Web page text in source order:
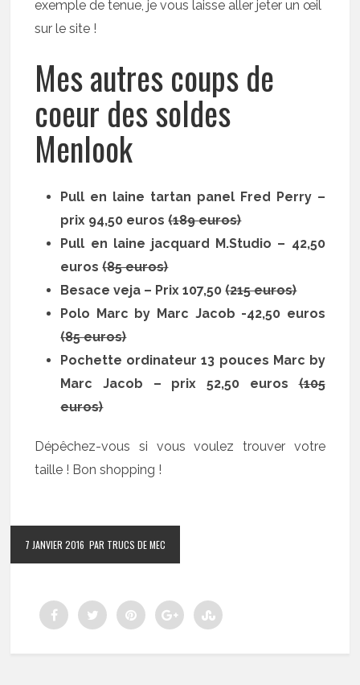
exemple de tenue, je vous laisse aller jeter un œil
sur le site !
Mes autres coups de
coeur des soldes
Menlook
Pull en laine tartan panel Fred Perry –
prix 94,50 euros(189 euros)
Pull en laine jacquard M.Studio – 42,50
euros(85 euros)
Besace veja – Prix 107,50(215 euros)
Polo Marc by Marc Jacob -42,50 euros
(85 euros)
Pochette ordinateur 13 pouces Marc by
Marc Jacob – prix 52,50 euros(105
euros)
Dépêchez-vous si vous voulez trouver votre
taille ! Bon shopping !
7 JANVIER 2016 PAR TRUCS DE MEC